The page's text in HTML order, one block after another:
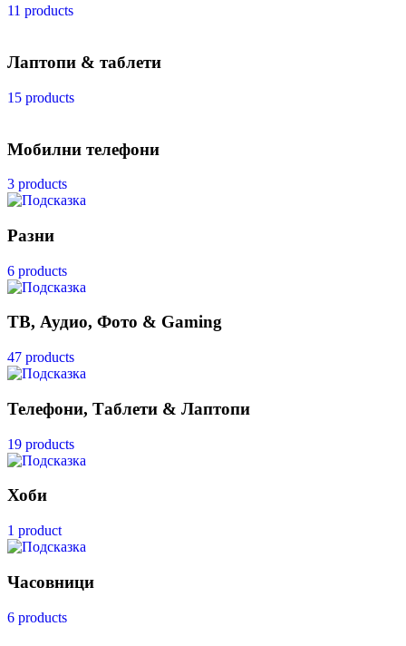
11 products
Лаптопи & таблети
15 products
Мобилни телефони
3 products
Разни
6 products
ТВ, Аудио, Фото & Gaming
47 products
Телефони, Таблети & Лаптопи
19 products
Хоби
1 product
Часовници
6 products